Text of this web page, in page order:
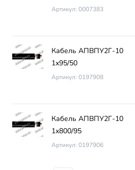
Артикул: 0007383
Кабель АПВПУ2Г-10
1х95/50
Артикул: 0197908
Кабель АПВПУ2Г-10
1х800/95
Артикул: 0197906